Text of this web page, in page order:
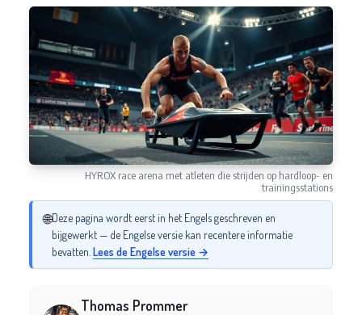
HYROX race arena met atleten die strijden op hardloop- en
trainingsstations
🌐Deze pagina wordt eerst in het Engels geschreven en
bijgewerkt — de Engelse versie kan recentere informatie
bevatten. Lees de Engelse versie →
Thomas Prommer